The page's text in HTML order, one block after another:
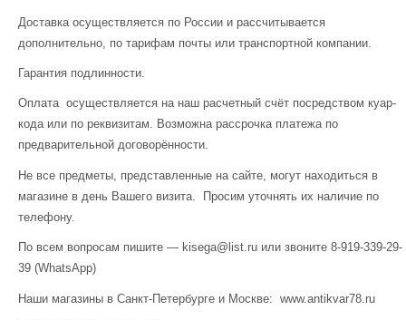
Доставка осуществляется по России и рассчитывается
дополнительно, по тарифам почты или транспортной компании.
Гарантия подлинности.
Оплата осуществляется на наш расчетный счёт посредством куар-
кода или по реквизитам. Возможна рассрочка платежа по
предварительной договорённости.
Не все предметы, представленные на сайте, могут находиться в
магазине в день Вашего визита. Просим уточнять их наличие по
телефону.
По всем вопросам пишите — kisega@list.ru или звоните 8-919-339-29-
39 (WhatsApp)
Наши магазины в Санкт-Петербурге и Москве: www.antikvar78.ru